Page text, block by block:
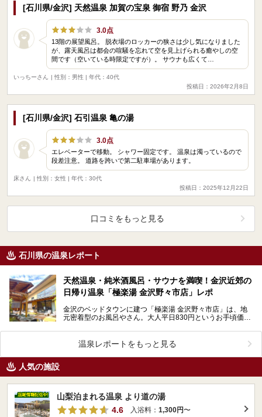
[石川県/金沢] 天然温泉 加賀の宝泉 御宿 野乃 金沢
3.0点
13階の展望風呂。 脱衣場のロッカーの狭さは少し気になりました
が、露天風呂は都会の喧騒を忘れて空を見上げられる癒やしの空
間です（空いている時限定ですが）。 サウナも広くて…
いっちーさん
| 性別：男性 | 年代：40代
投稿日：2026年2月8日
[石川県/金沢] 石引温泉 亀の湯
3.0点
エレベーターで移動。 シャワー固定です。 温泉は濁っているので
段差注意。 道路を跨いで第二駐車場があります。
床さん
| 性別：女性 | 年代：30代
投稿日：2025年12月22日
口コミをもっと見る
石川県の温泉レポート
天然温泉・純米酒風呂・サウナを満喫！金沢近郊の
日帰り温泉「極楽湯 金沢野々市店」レポ
金沢のベッドタウンに建つ「極楽湯 金沢野々市店」は、地
元密着型のお風呂やさん。大人平日830円というお手頃価格
温泉レポートをもっと見る
人気の施設
山梨泊まれる温泉 より道の湯
4.6
入浴料： 1,300円〜